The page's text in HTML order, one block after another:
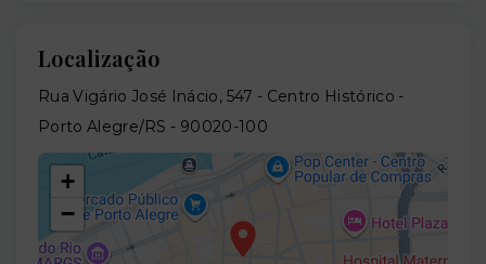
Localização
Rua Vigário José Inácio, 547 - Centro Histórico -
Porto Alegre/RS - 90020-100
+
−